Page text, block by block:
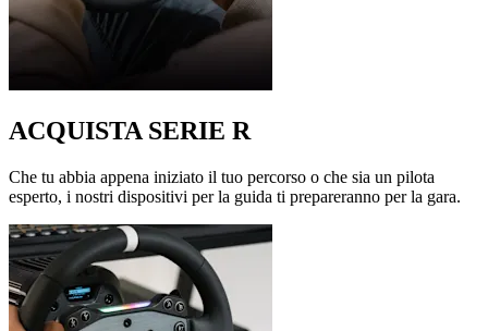
ACQUISTA SERIE R
Che tu abbia appena iniziato il tuo percorso o che sia un pilota
esperto, i nostri dispositivi per la guida ti prepareranno per la gara.